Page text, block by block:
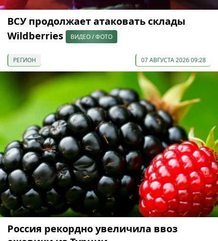
ВСУ продолжает атаковать склады
Wildberries
ВИДЕО / ФОТО
РЕГИОН 07 АВГУСТА 2026 09:28
Россия рекордно увеличила ввоз